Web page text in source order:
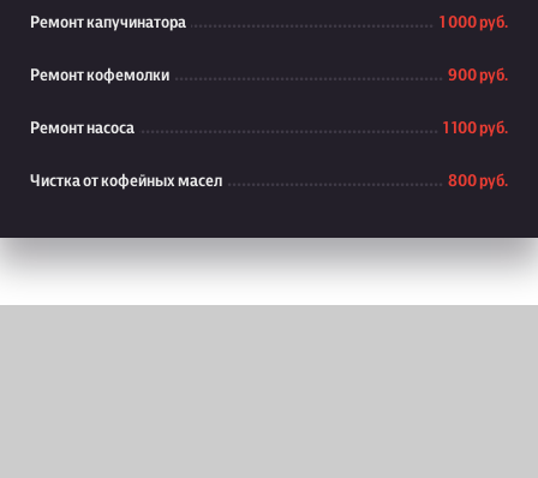
Ремонт капучинатора 1 000 руб.
Ремонт кофемолки 900 руб.
Ремонт насоса 1 100 руб.
Чистка от кофейных масел 800 руб.